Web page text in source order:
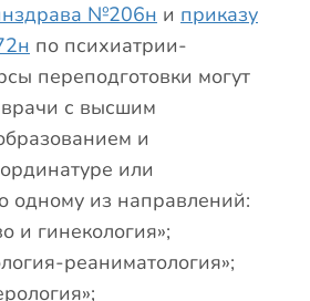
№206н и приказу
по психиатрии-
переподготовки могут
с высшим
и
или
одному из направлений:
и гинекология»;
реаниматология»;